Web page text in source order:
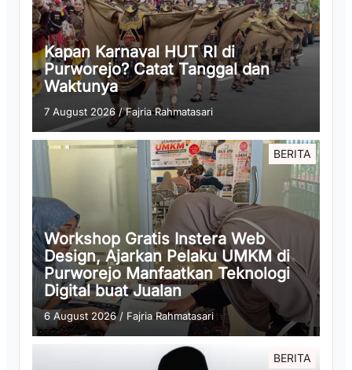
Kapan Karnaval HUT RI di
Purworejo? Catat Tanggal dan
Waktunya
7 August 2026 /Fajria Rahmatasari
BERITA
Workshop Gratis Instera Web
Design, Ajarkan Pelaku UMKM di
Purworejo Manfaatkan Teknologi
Digital buat Jualan
6 August 2026/ Fajria Rahmatasari
BERITA